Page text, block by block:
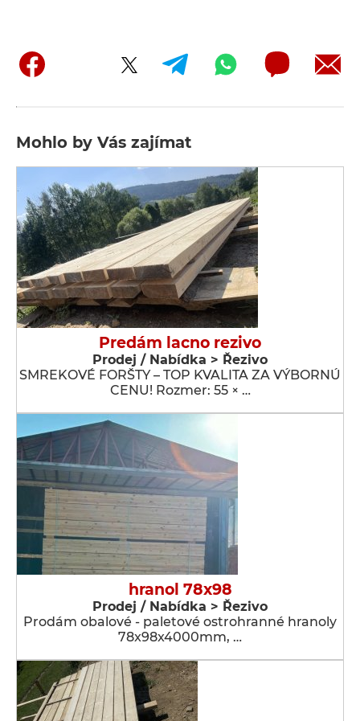
Mohlo by Vás zajímat
Predám lacno rezivo
Prodej / Nabídka > Řezivo
SMREKOVÉ FORŠTY – TOP KVALITA ZA VÝBORNÚ
CENU! Rozmer: 55 × …
hranol 78x98
Prodej / Nabídka > Řezivo
Prodám obalové - paletové ostrohranné hranoly
78x98x4000mm, …